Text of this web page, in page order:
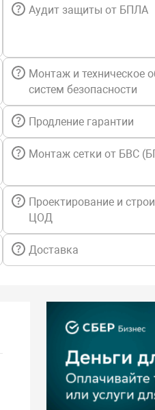
Аудит защиты от БПЛА
Монтаж и техническое
систем безопасности
Продление гарантии
Монтаж сетки от БВС
Проектирование и
ЦОД
Доставка